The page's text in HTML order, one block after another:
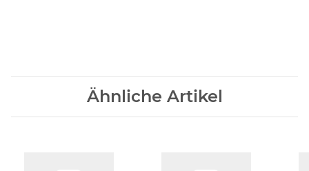
Ähnliche Artikel